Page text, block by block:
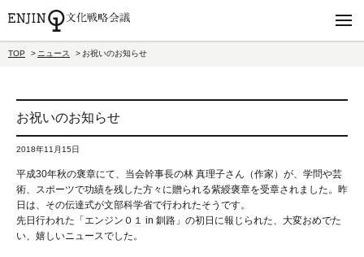
TOP ニュース お祝いのお知らせ
お祝いのお知らせ
2018年11月15日
平成30年秋の褒章にて、当会幹事長の林 真理子さん（作家）が、学問や芸
術、スポーツで功績を残した方々に贈られる紫綬褒章を受章されました。昨
日は、その伝達式が文部科学省で行われたそうです。
先日行われた「エンジン０１ in 釧路」の初日に報じられた、大変おめでた
い、嬉しいニュースでした。